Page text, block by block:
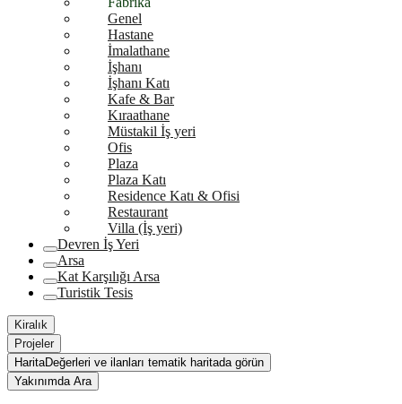
Genel
Hastane
İmalathane
İşhanı
İşhanı Katı
Kafe & Bar
Kıraathane
Müstakil İş yeri
Ofis
Plaza
Plaza Katı
Residence Katı & Ofisi
Restaurant
Villa (İş yeri)
Devren İş Yeri
Arsa
Kat Karşılığı Arsa
Turistik Tesis
Kiralık
Projeler
HaritaDeğerleri ve ilanları tematik haritada görün
Yakınımda Ara